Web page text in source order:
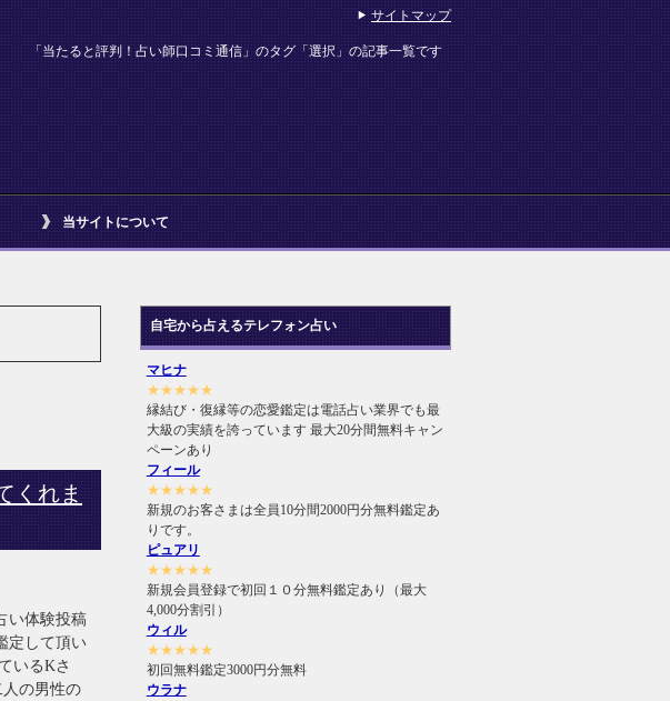
「当たると評判！占い師口コミ通信」のタグ「選択」の記事一覧です
当サイトについて
くれま
い体験投稿
定して頂い
いるKさ
の男性の
自宅から占えるテレフォン占い
マヒナ
★★★★★
縁結び・復縁等の恋愛鑑定は電話占い業界でも最
大級の実績を誇っています 最大20分間無料キャン
ペーンあり
フィール
★★★★★
新規のお客さまは全員10分間2000円分無料鑑定あ
りです。
ピュアリ
★★★★★
新規会員登録で初回１０分無料鑑定あり（最大
4,000分割引）
ウィル
★★★★★
初回無料鑑定3000円分無料
ウラナ
サイトマップ